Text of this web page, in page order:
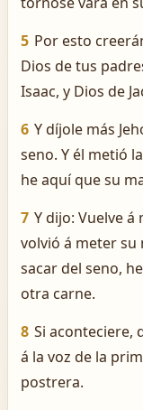
5 Por esto
Dios de tus
Isaac, y Dios de
6 Y díjole más
seno. Y él metió
he aquí que su
7 Y dijo: Vuelve
volvió á meter su
sacar del seno,
otra carne.
8 Si aconteciere,
á la voz de la
postrera.